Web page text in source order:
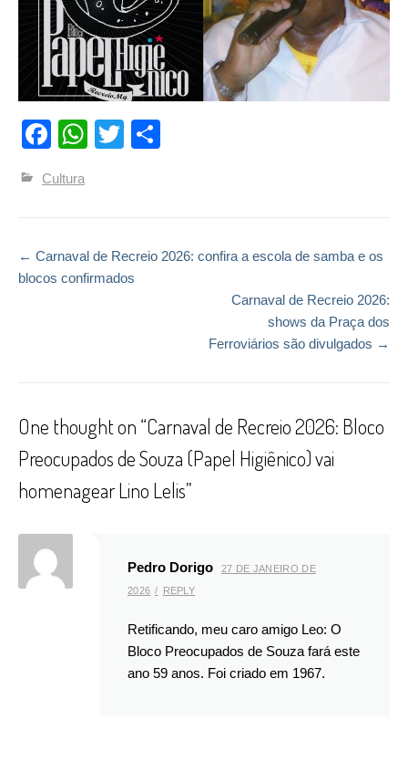
Facebook
WhatsApp
Twitter
Cultura
Post navigation
← Carnaval de Recreio 2026: confira a escola de samba e os
blocos confirmados
Carnaval de Recreio 2026:
shows da Praça dos
Ferroviários são divulgados →
One thought on “Carnaval de Recreio 2026: Bloco
Preocupados de Souza (Papel Higiênico) vai
homenagear Lino Lelis”
Pedro Dorigo
27 DE JANEIRO DE
2026
REPLY
Retificando, meu caro amigo Leo: O
Bloco Preocupados de Souza fará este
ano 59 anos. Foi criado em 1967.